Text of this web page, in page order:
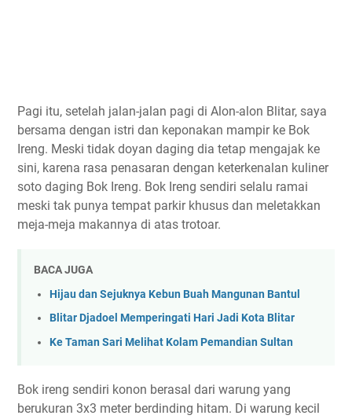
Pagi itu, setelah jalan-jalan pagi di Alon-alon Blitar, saya
bersama dengan istri dan keponakan mampir ke Bok
Ireng. Meski tidak doyan daging dia tetap mengajak ke
sini, karena rasa penasaran dengan keterkenalan kuliner
soto daging Bok Ireng. Bok Ireng sendiri selalu ramai
meski tak punya tempat parkir khusus dan meletakkan
meja-meja makannya di atas trotoar.
BACA JUGA
Hijau dan Sejuknya Kebun Buah Mangunan Bantul
Blitar Djadoel Memperingati Hari Jadi Kota Blitar
Ke Taman Sari Melihat Kolam Pemandian Sultan
Bok ireng sendiri konon berasal dari warung yang
berukuran 3x3 meter berdinding hitam. Di warung kecil